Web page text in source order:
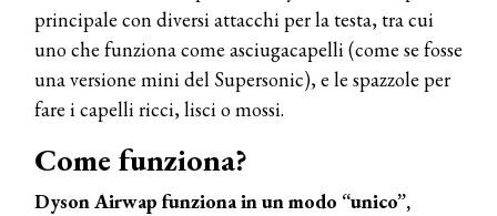
principale con diversi attacchi per la testa, tra cui
uno che funziona come asciugacapelli (come se fosse
una versione mini del Supersonic), e le spazzole per
fare i capelli ricci, lisci o mossi.
Come funziona?
Dyson Airwap funziona in un modo “unico”,